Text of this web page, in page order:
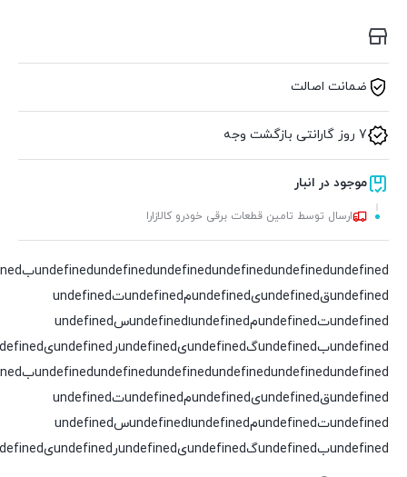
ضمانت اصالت
7 روز گارانتی بازگشت وجه
موجود در انبار
ارسال توسط تامین قطعات برقی خودرو کالازارا
undefinedundefinedundefinedundefinedundefined
undefinedقundefinedیundefinedمundefinedتundefined
undefinedتundefinedمundefinedاundefinedسundefined
undefinedبundefinedگundefinedیundefinedرundefinedیundefinedدundefined
undefinedundefinedundefinedundefinedundefined
undefinedقundefinedیundefinedمundefinedتundefined
undefinedتundefinedمundefinedاundefinedسundefined
undefinedبundefinedگundefinedیundefinedرundefinedیundefinedدundefined